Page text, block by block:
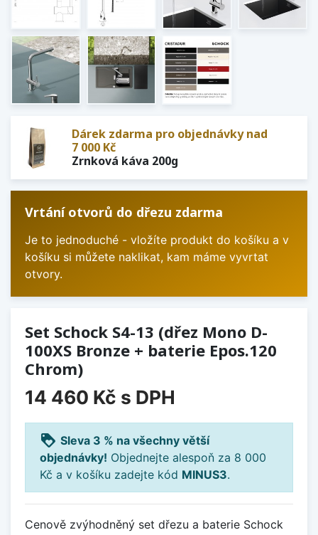
Dárek zdarma pro objednávky nad
7 000 Kč
Zrnková káva 200g
Vrtání otvorů do dřezu zdarma
Je to jednoduché - vložíte produkt do košíku a v
košíku si můžete naklikat, kam máme vyvrtat
otvory.
Set Schock S4-13 (dřez Mono D-
100XS Bronze + baterie Epos.120
Chrom)
14 460 Kč s DPH
loyalty Sleva 3 % na všechny větší
objednávky! Objednejte alespoň za 8 000
Kč a v košíku zadejte kód MINUS3.
Cenově zvýhodněný set dřezu a baterie Schock